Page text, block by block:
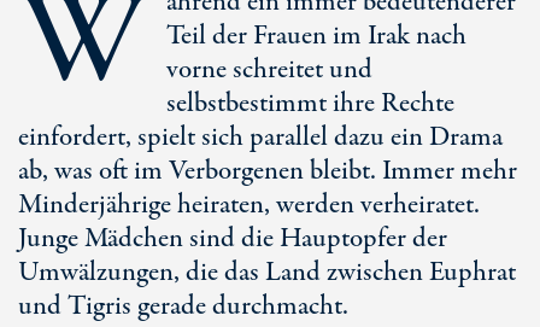
W Teil der Frauen im Irak nach
vorne schreitet und
selbstbestimmt ihre Rechte
einfordert, spielt sich parallel dazu ein Drama
ab, was oft im Verborgenen bleibt. Immer mehr
Minderjährige heiraten, werden verheiratet.
Junge Mädchen sind die Hauptopfer der
Umwälzungen, die das Land zwischen Euphrat
und Tigris gerade durchmacht.